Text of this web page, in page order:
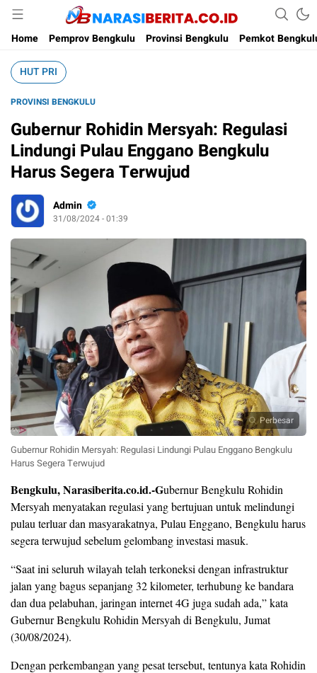
Narasi Berita
Home
Pemprov Bengkulu Provinsi Bengkulu Pemkot
HUT PRI
PROVINSI BENGKULU
Gubernur Rohidin Mersyah: Regulasi
Lindungi Pulau Enggano Bengkulu
Harus Segera Terwujud
Admin
31/08/2024 - 01:39
Perbesar
Gubernur Rohidin Mersyah: Regulasi Lindungi Pulau Enggano Bengkulu
Harus Segera Terwujud
Bengkulu, Narasiberita.co.id.-Gubernur Bengkulu Rohidin
Mersyah menyatakan regulasi yang bertujuan untuk melindungi
pulau terluar dan masyarakatnya, Pulau Enggano, Bengkulu harus
segera terwujud sebelum gelombang investasi masuk.
“Saat ini seluruh wilayah telah terkoneksi dengan infrastruktur
jalan yang bagus sepanjang 32 kilometer, terhubung ke bandara
dan dua pelabuhan, jaringan internet 4G juga sudah ada,” kata
Gubernur Bengkulu Rohidin Mersyah di Bengkulu, Jumat
(30/08/2024).
Dengan perkembangan yang pesat tersebut, tentunya kata Rohidin